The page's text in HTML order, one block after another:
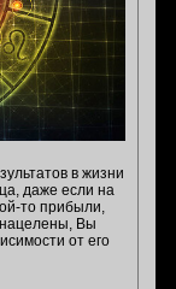
в жизни
даже если на
то прибыли,
Вы
от его